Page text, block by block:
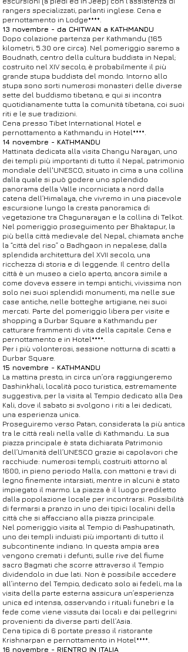
rangers specializzati, parlanti inglese. Cena e
pernottamento in Lodge****.
13 novembre - da CHITWAN a KATHMANDU
Dopo colazione partenza per Kathmandu (165
kilometri, 5.30 ore circa). Nel pomeriggio saremo a
Boudnath, centro della cultura buddista in Nepal;
costruito nel XIV secolo, è probabilmente il più
grande stupa buddista del mondo. Intorno allo
stupa sono sorti numerosi monasteri delle diverse
sette del buddismo tibetano, e qui si incontra
quotidianamente tutta la comunità tibetana, coi suoi
riti e le sue tradizioni.
Cena presso Tibet International Hotel e
pernottamento a Kathmandu in Hotel****.
14 novembre - KATHMANDU
Mattinata dedicata alla visita Changu Narayan, uno
dei templi più importanti di tutto il Nepal, patrimonio
mondiale dell'UNESCO, situato in cima a una collina
dalla quale si può godere uno splendido
panorama della Valle incorniciata a nord dalla
catena dell’Himalaya, che vivremo in una piacevole
escursione lungo la cresta panoramica di
vegetazione tra Chagunarayan e la collina di Telkot.
Nel pomeriggio proseguimento per Bhaktapur, la
più bella città medievale del Nepal, chiamata anche
la “città del riso” o Badhgaon in nepalese, dalla
splendida architettura del XVII secolo, una
ricchezza di storia e di leggende. Il centro della
città è un museo a cielo aperto, ancora simile a
come doveva essere in tempi antichi, vivissima non
solo nei suoi splendidi monumenti, ma nelle sue
case antiche, nelle botteghe artigiane, nei suoi
mercati. Parte del pomeriggio libera per visite e
shopping a Durbar Square a Kathmandu per
catturare frammenti di vita della capitale. Cena e
pernottamento e in Hotel****.
Per i più volonterosi, sessione notturna di scatti a
Durbar Square.
15 novembre - KATHMANDU
La mattina presto, in circa un’ora raggiungeremo
Dashinkhali, località poco turistica, estremamente
suggestiva, per la visita al Tempio dedicato alla Dea
Kali, dove il sabato si svolgono i riti a lei dedicati,
una esperienza unica.
Proseguiremo verso Patan, considerata la più antica
tra le città reali nella valle di Kathmandu. La sua
piazza principale è stata dichiarata Patrimonio
dell’Umanità dell’UNESCO grazie ai capolavori che
racchiude: numerosi templi, costruiti attorno al
1600, in pieno periodo Malla, con mattoni e travi di
legno finemente intarsiati, mentre in alcuni è stato
impiegato il marmo. La piazza è il luogo prediletto
dalla popolazione locale per incontrarsi. Possibilità
di fermarsi a pranzo in uno dei tipici localini della
città che si affacciano alla piazza principale.
Nel pomeriggio visita al Tempio di Pashupatinath,
uno dei templi induisti più importanti di tutto il
subcontinente indiano. In questa ampia area
vengono cremati i defunti, sulle rive del fiume
sacro Bagmati che scorre attraverso il Tempio
dividendolo in due lati. Non è possibile accedere
all’interno del Tempio, dedicato solo ai fedeli, ma la
visita della parte esterna assicura un’esperienza
unica ed intensa, osservando i rituali funebri e la
fede come viene vissuta dai locali e dai pellegrini
provenienti da diverse parti dell’Asia.
Cena tipica di 6 portate presso il ristorante
Krishnarpan e pernottamento in Hotel****.
16 novembre - RIENTRO IN ITALIA